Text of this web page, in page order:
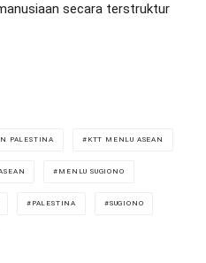
secara terstruktur
PALESTINA KTT MENLU ASEAN
MENLU SUGIONO
PALESTINA SUGIONO